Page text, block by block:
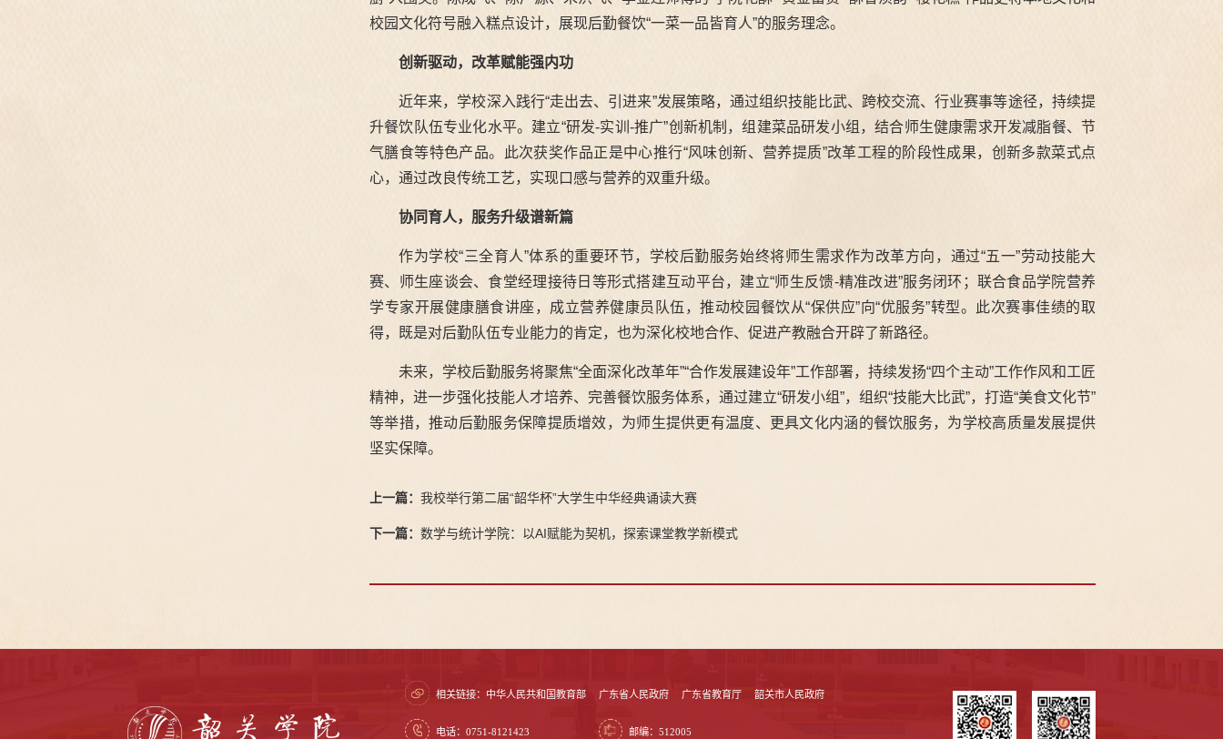
校园文化符号融入糕点设计，展现后勤餐饮“一菜一品皆育人”的服务理念。
创新驱动，改革赋能强内功
近年来，学校深入践行“走出去、引进来”发展策略，通过组织技能比武、跨校交流、行业赛事等途径，持续提
升餐饮队伍专业化水平。建立“研发-实训-推广”创新机制，组建菜品研发小组，结合师生健康需求开发减脂餐、节
气膳食等特色产品。此次获奖作品正是中心推行“风味创新、营养提质”改革工程的阶段性成果，创新多款菜式点
心，通过改良传统工艺，实现口感与营养的双重升级。
协同育人，服务升级谱新篇
作为学校“三全育人”体系的重要环节，学校后勤服务始终将师生需求作为改革方向，通过“五一”劳动技能大
赛、师生座谈会、食堂经理接待日等形式搭建互动平台，建立“师生反馈-精准改进”服务闭环；联合食品学院营养
学专家开展健康膳食讲座，成立营养健康员队伍，推动校园餐饮从“保供应”向“优服务”转型。此次赛事佳绩的取
得，既是对后勤队伍专业能力的肯定，也为深化校地合作、促进产教融合开辟了新路径。
未来，学校后勤服务将聚焦“全面深化改革年”“合作发展建设年”工作部署，持续发扬“四个主动”工作作风和工匠
精神，进一步强化技能人才培养、完善餐饮服务体系，通过建立“研发小组”，组织“技能大比武”，打造“美食文化节”
等举措，推动后勤服务保障提质增效，为师生提供更有温度、更具文化内涵的餐饮服务，为学校高质量发展提供
坚实保障。
上一篇： 我校举行第二届“韶华杯”大学生中华经典诵读大赛
下一篇： 数学与统计学院：以AI赋能为契机，探索课堂教学新模式
相关链接： 中华人民共和国教育部 广东省人民政府 广东省教育厅 韶关市人民政府
电话：0751-8121423 邮编：512005